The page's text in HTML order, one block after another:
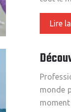
Lire
monde